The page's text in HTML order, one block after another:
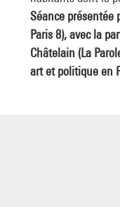
Séance présentée
Paris 8), avec la
Châtelain (La
art et politique en